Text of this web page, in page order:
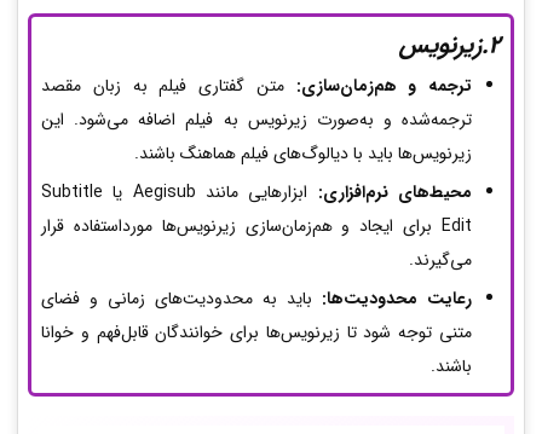
2.زیرنویس
ترجمه و هم‌زمان‌سازی: متن گفتاری فیلم به زبان مقصد
ترجمه‌شده و به‌صورت زیرنویس به فیلم اضافه می‌شود. این
زیرنویس‌ها باید با دیالوگ‌های فیلم هماهنگ باشند.
محیط‌های نرم‌افزاری:
ابزارهایی مانند Aegisub یا Subtitle
Edit برای ایجاد و هم‌زمان‌سازی زیرنویس‌ها مورداستفاده قرار
می‌گیرند.
رعایت محدودیت‌ها: باید به محدودیت‌های زمانی و فضای
متنی توجه شود تا زیرنویس‌ها برای خوانندگان قابل‌فهم و خوانا
باشند.